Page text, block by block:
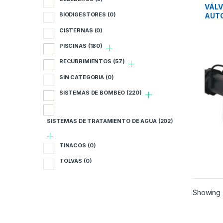
Showing
BIODIGESTORES (0)
CISTERNAS (0)
PISCINAS (180)
RECUBRIMIENTOS (57)
SIN CATEGORIA (0)
SISTEMAS DE BOMBEO (220)
SISTEMAS DE TRATAMIENTO DE AGUA (202)
TINACOS (0)
TOLVAS (0)